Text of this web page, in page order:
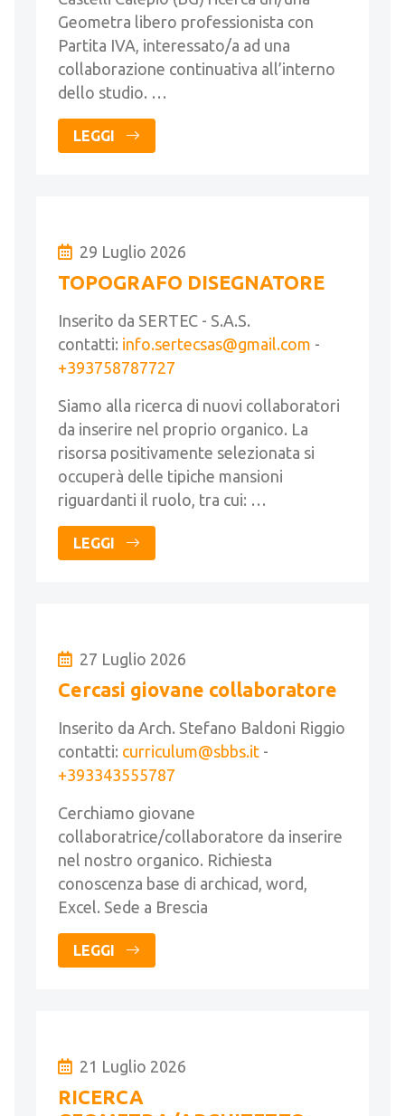
Geometra libero professionista con
Partita IVA, interessato/a ad una
collaborazione continuativa all’interno
dello studio. …
LEGGI
29 Luglio 2026
TOPOGRAFO DISEGNATORE
Inserito da SERTEC - S.A.S.
contatti: info.sertecsas@gmail.com -
+393758787727
Siamo alla ricerca di nuovi collaboratori
da inserire nel proprio organico. La
risorsa positivamente selezionata si
occuperà delle tipiche mansioni
riguardanti il ruolo, tra cui: …
LEGGI
27 Luglio 2026
Cercasi giovane collaboratore
Inserito da Arch. Stefano Baldoni Riggio
contatti: curriculum@sbbs.it -
+393343555787
Cerchiamo giovane
collaboratrice/collaboratore da inserire
nel nostro organico. Richiesta
conoscenza base di archicad, word,
Excel. Sede a Brescia
LEGGI
21 Luglio 2026
RICERCA